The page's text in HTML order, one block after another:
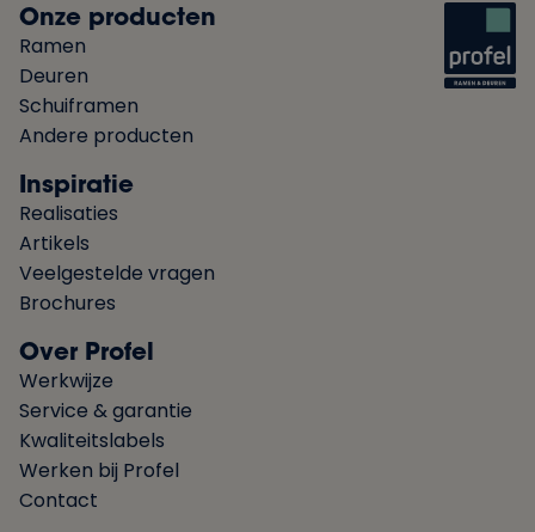
Onze producten
Ramen
Deuren
Schuiframen
Andere producten
Inspiratie
Realisaties
Artikels
Veelgestelde vragen
Brochures
Over Profel
Werkwijze
Service & garantie
Kwaliteitslabels
Werken bij Profel
Contact